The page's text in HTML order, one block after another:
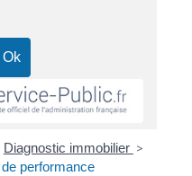
Diagnostic immobilier >
performance